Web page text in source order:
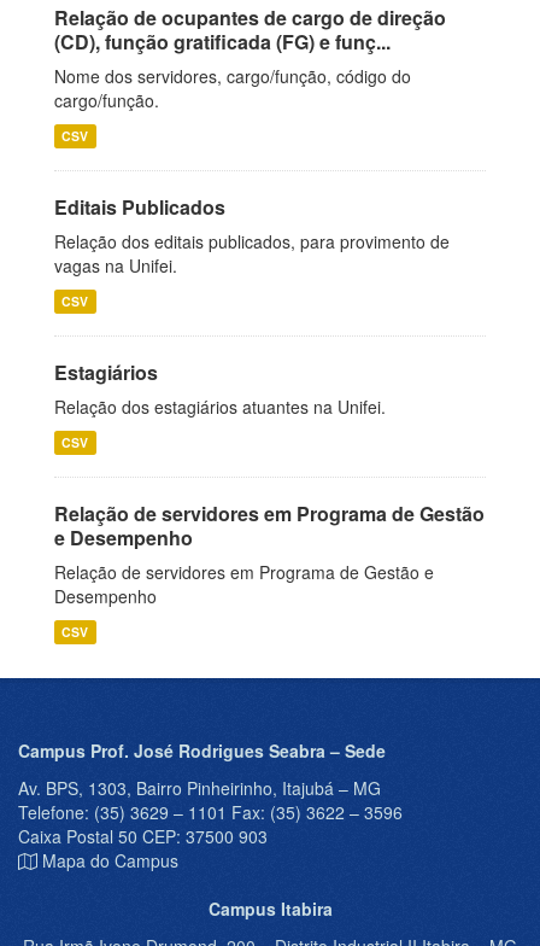
Relação de ocupantes de cargo de direção
(CD), função gratificada (FG) e funç...
Nome dos servidores, cargo/função, código do
cargo/função.
CSV
Editais Publicados
Relação dos editais publicados, para provimento de
vagas na Unifei.
CSV
Estagiários
Relação dos estagiários atuantes na Unifei.
CSV
Relação de servidores em Programa de Gestão
e Desempenho
Relação de servidores em Programa de Gestão e
Desempenho
CSV
Campus Prof. José Rodrigues Seabra – Sede
Av. BPS, 1303, Bairro Pinheirinho, Itajubá – MG
Telefone: (35) 3629 – 1101 Fax: (35) 3622 – 3596
Caixa Postal 50 CEP: 37500 903
Mapa do Campus
Campus Itabira